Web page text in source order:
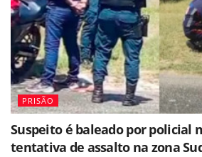
PRISÃO
Suspeito é baleado por policial
tentativa de assalto na zona